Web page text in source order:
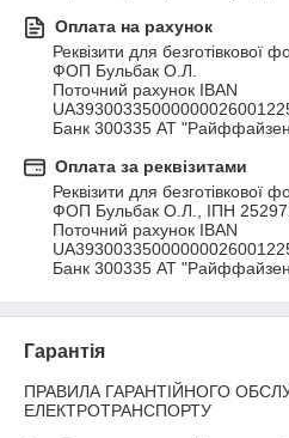
Оплата на рахунок
Реквізити для безготівкової
ФОП Бульбак О.Л.
Поточний рахунок IBAN
Банк 300335 АТ
Оплата за реквізитами
Реквізити для безготівкової
ФОП Бульбак О.Л., ІПН
Поточний рахунок IBAN
Банк 300335 АТ
Гарантія
ПРАВИЛА ГАРАНТІЙНОГО
ЕЛЕКТРОТРАНСПОРТУ